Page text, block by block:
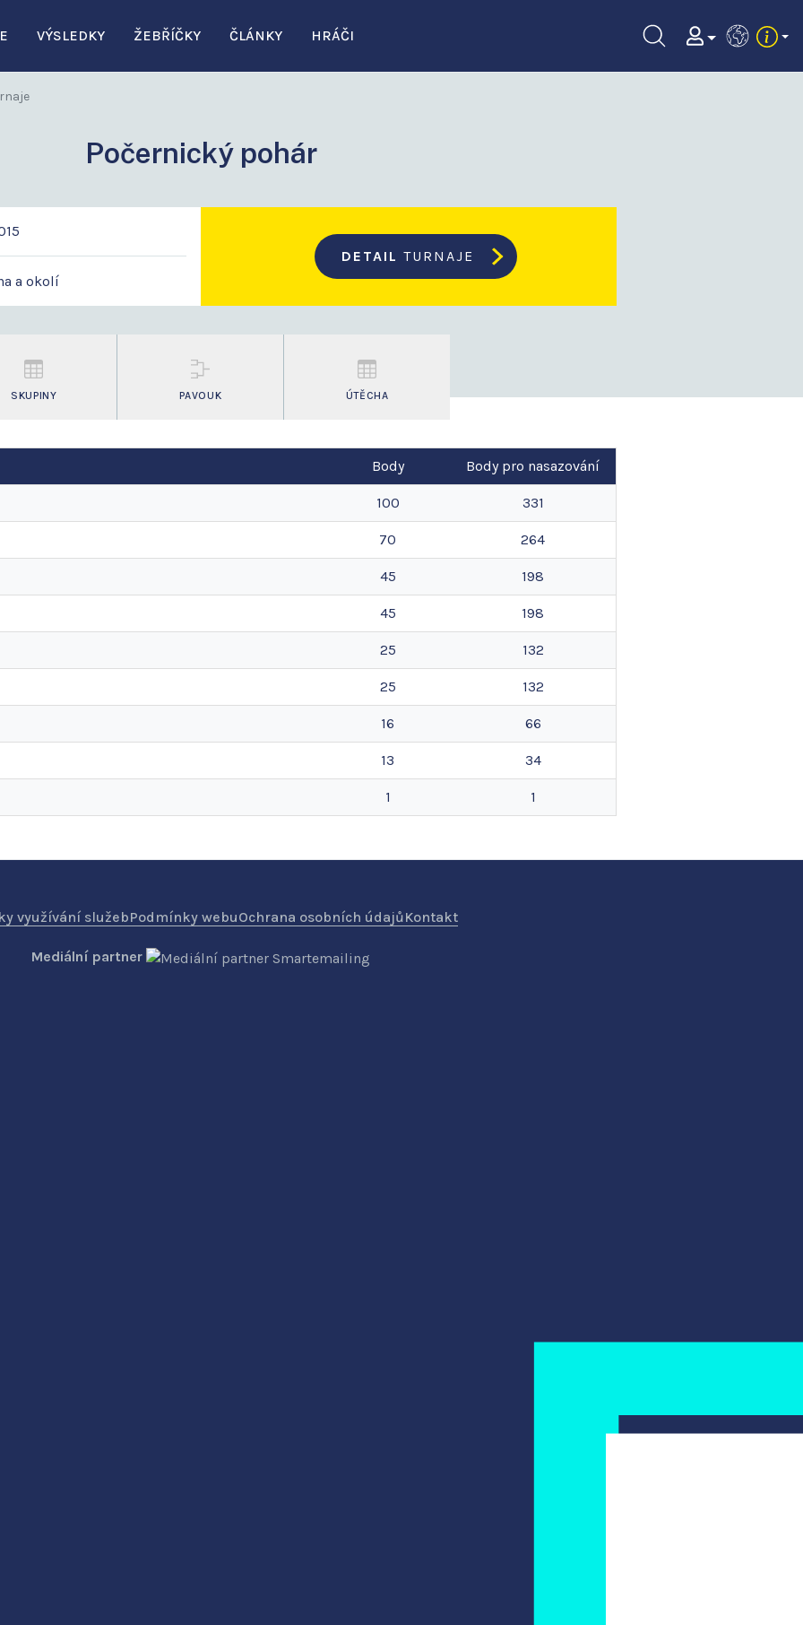
VÝSLEDKY ŽEBŘÍČKY ČLÁNKY HRÁČI
EN
Počernický pohár
a okolí
DETAIL TURNAJE
SKUPINY PAVOUK ÚTĚCHA
Body Body pro nasazování
100 331
70 264
45 198
45 198
25 132
25 132
16 66
13 34
1 1
využívání služebPodmínky webuOchrana osobních údajůKontakt
Mediální partner